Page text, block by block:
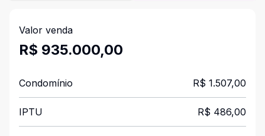
Valor venda
R$ 935.000,00
Condomínio R$ 1.507,00
IPTU R$ 486,00